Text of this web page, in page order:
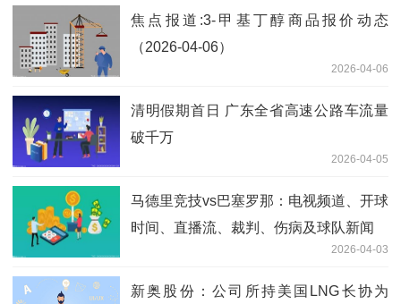
焦点报道:3-甲基丁醇商品报价动态
（2026-04-06）
2026-04-06
清明假期首日 广东全省高速公路车流量
破千万
2026-04-05
马德里竞技vs巴塞罗那：电视频道、开球
时间、直播流、裁判、伤病及球队新闻
2026-04-03
新奥股份：公司所持美国LNG长协为